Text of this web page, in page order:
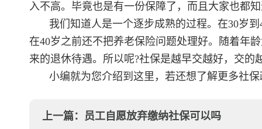
入不高。毕竟也是有一份保障了，而且大家也都
我们知道人是一个逐步成熟的过程。在30岁
在40岁之前还不把养老保险问题处理好。随着年
来的退休待遇。所以呢?社保是越早交越好，交的
小编就为您介绍到这里，若还想了解更多社
上一篇： 员工自愿放弃缴纳社保可以吗